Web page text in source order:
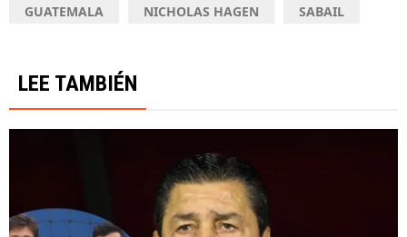
GUATEMALA NICHOLAS HAGEN SABAIL
LEE TAMBIÉN